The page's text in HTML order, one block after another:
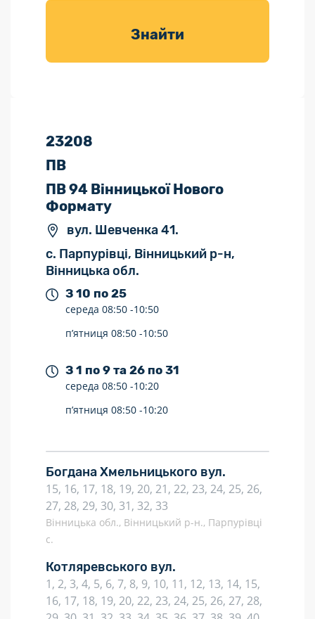
товарів для
Знайти
23208
ПВ
ПВ 94 Вінницької Нового
Формату
вул. Шевченка 41.
с. Парпурівці, Вінницький р-н,
Вінницька обл.
З 10 по 25
середа 08:50 -10:50
п’ятниця 08:50 -10:50
З 1 по 9 та 26 по 31
середа 08:50 -10:20
п’ятниця 08:50 -10:20
Богдана Хмельницького вул.
15, 16, 17, 18, 19, 20, 21, 22, 23, 24, 25, 26,
27, 28, 29, 30, 31, 32, 33
Вінницька обл., Вінницький р-н., Парпурівці
с.
Котляревського вул.
1, 2, 3, 4, 5, 6, 7, 8, 9, 10, 11, 12, 13, 14, 15,
16, 17, 18, 19, 20, 22, 23, 24, 25, 26, 27, 28,